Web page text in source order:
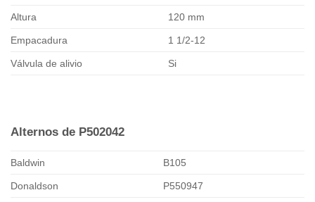
Altura 120 mm
Empacadura 1 1/2-12
Válvula de alivio Si
Alternos de P502042
Baldwin B105
Donaldson P550947